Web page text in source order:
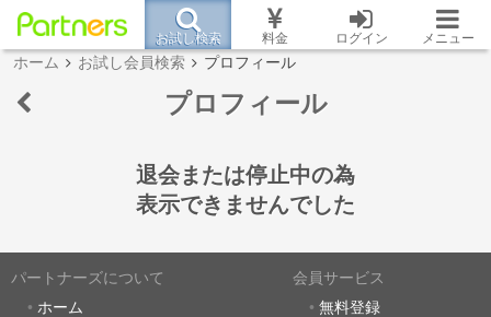
お試し検索 料金 ログイン メニュー
ホーム お試し会員検索 プロフィール
プロフィール
退会または停止中の為
表示できませんでした
パートナーズについて
ホーム
会員サービス
無料登録